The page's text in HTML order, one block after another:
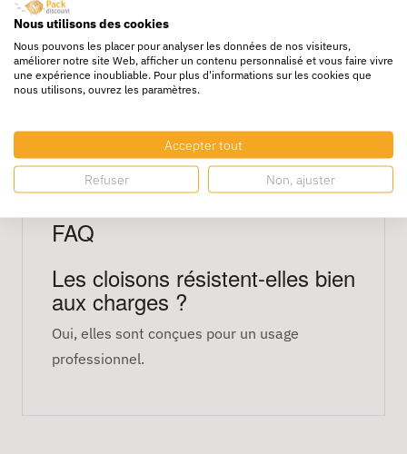
flexibilité totale du rangement interne.
Caractéristiques techniques
Dimensions : 500 × 310 × 250 mm
Couleur : bleu
Cloisons : amovibles et configurables
Lot : 8 bacs
FAQ
Les cloisons résistent-elles bien
aux charges ?
Oui, elles sont conçues pour un usage
professionnel.
Nous utilisons des cookies
Nous pouvons les placer pour analyser les données de nos visiteurs,
améliorer notre site Web, afficher un contenu personnalisé et vous faire vivre
une expérience inoubliable. Pour plus d'informations sur les cookies que
nous utilisons, ouvrez les paramètres.
Accepter tout
Refuser Non, ajuster